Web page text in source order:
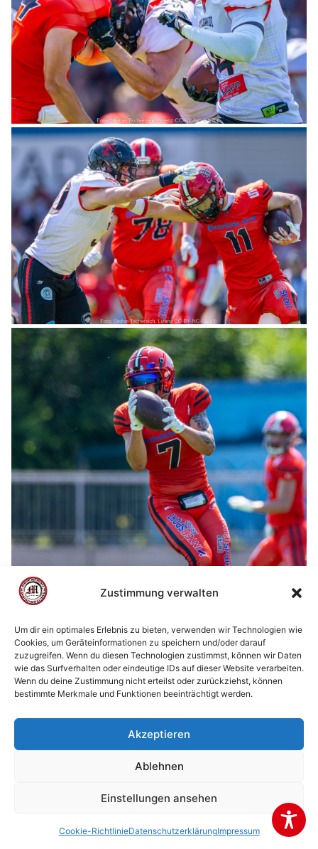
Zustimmung verwalten
Um dir ein optimales Erlebnis zu bieten, verwenden wir Technologien wie
Cookies, um Geräteinformationen zu speichern und/oder darauf
zuzugreifen. Wenn du diesen Technologien zustimmst, können wir Daten
wie das Surfverhalten oder eindeutige IDs auf dieser Website verarbeiten.
Wenn du deine Zustimmung nicht erteilst oder zurückziehst, können
bestimmte Merkmale und Funktionen beeinträchtigt werden.
Akzeptieren
Ablehnen
Einstellungen ansehen
Cookie-RichtlinieDatenschutzerklärungImpressum